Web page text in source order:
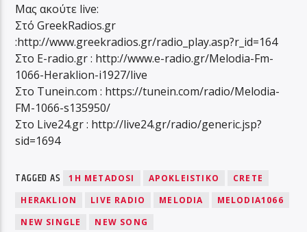
Mας ακούτε live:
Στό GreekRadios.gr
:http://www.greekradios.gr/radio_play.asp?r_id=164
Στο E-radio.gr : http://www.e-radio.gr/Melodia-Fm-
1066-Heraklion-i1927/live
Στο Τunein.com : https://tunein.com/radio/Melodia-
FM-1066-s135950/
Στο Live24.gr : http://live24.gr/radio/generic.jsp?
sid=1694
TAGGED AS 1H METADOSI APOKLEISTIKO
CRETE
HERAKLION
LIVE RADIO MELODIA
MELODIA1066
NEW SINGLE
NEW SONG